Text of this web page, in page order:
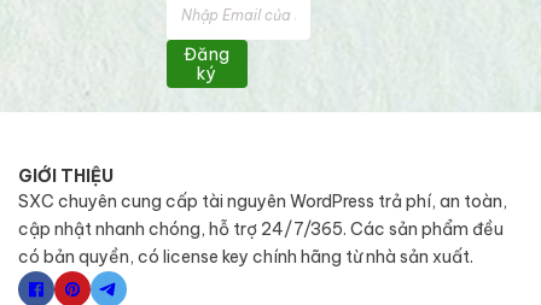
Đăng
ký
GIỚI THIỆU
SXC chuyên cung cấp tài nguyên WordPress trả phí, an toàn,
cập nhật nhanh chóng, hỗ trợ 24/7/365. Các sản phẩm đều
có bản quyền, có license key chính hãng từ nhà sản xuất.